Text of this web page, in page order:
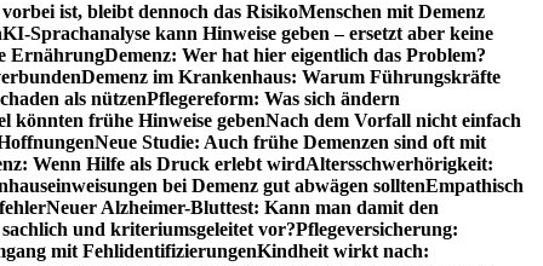
ist, bleibt dennoch das RisikoMenschen mit Demenz
KI-Sprachanalyse kann Hinweise geben – ersetzt aber keine
ErnährungDemenz: Wer hat hier eigentlich das Problem?
Demenz im Krankenhaus: Warum Führungskräfte
als nützenPflegereform: Was sich ändern
könnten frühe Hinweise gebenNach dem Vorfall nicht einfach
Neue Studie: Auch frühe Demenzen sind oft mit
Wenn Hilfe als Druck erlebt wirdAltersschwerhörigkeit:
bei Demenz gut abwägen solltenEmpathisch
Neuer Alzheimer-Bluttest: Kann man damit den
und kriteriumsgeleitet vor?Pflegeversicherung:
mit FehlidentifizierungenKindheit wirkt nach: